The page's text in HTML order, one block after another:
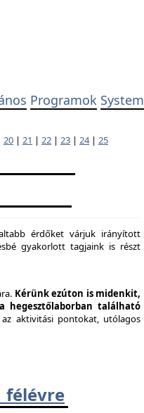
Programok System
20 | 21 | 22 | 23 | 24| 25
érdőket várjuk irányított
gyakorlott tagjaink is részt
Kérünk ezúton is midenkit,
hegesztőlaborban található
aktivitási pontokat, utólagos
félévre